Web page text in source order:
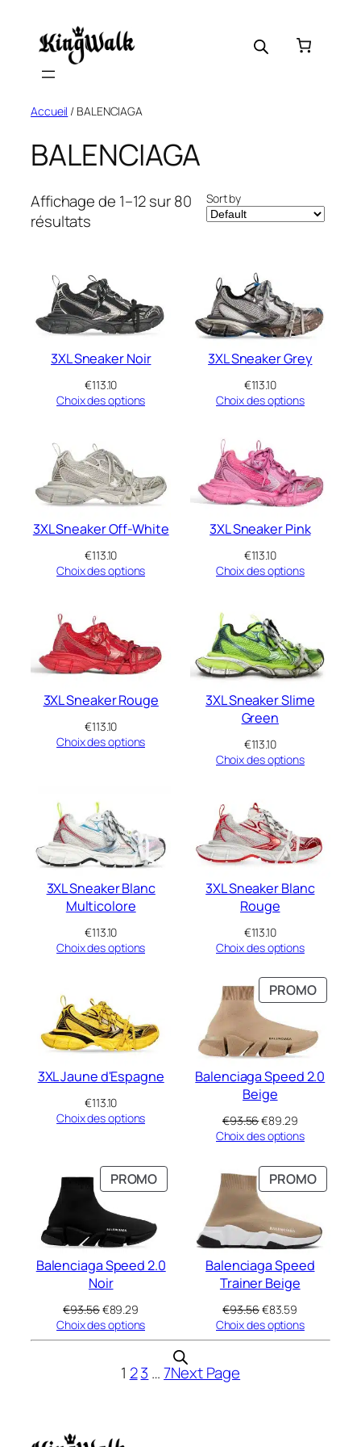
content
Accueil / BALENCIAGA
BALENCIAGA
Affichage de 1–12 sur 80
résultats
Sort by
3XL Sneaker Noir
€113.10
Choix des options
3XL Sneaker Grey
€113.10
Choix des options
3XL Sneaker Off-White
€113.10
Choix des options
3XL Sneaker Pink
€113.10
Choix des options
3XL Sneaker Rouge
€113.10
Choix des options
3XL Sneaker Slime
Green
€113.10
Choix des options
3XL Sneaker Blanc
Multicolore
€113.10
Choix des options
3XL Sneaker Blanc
Rouge
€113.10
Choix des options
3XL Jaune d'Espagne
€113.10
Choix des options
PROMO
EN
Balenciaga Speed 2.0
Beige
€93.56Le
prix
était :
€93.56.
€89.29Le
prix
est :
€89.29.
Choix des options
PROMOPRODUIT
EN
PROMOTION
Balenciaga Speed 2.0
Noir
€93.56Le
prix
initial
€93.56.
€89.29
prix
actuel
€89.29.
Choix des options
PROMO
EN
Balenciaga Speed
Trainer Beige
€93.56Le
prix
initial
€83.59
prix
actuel
Choix des options
1 23 …7Next Page